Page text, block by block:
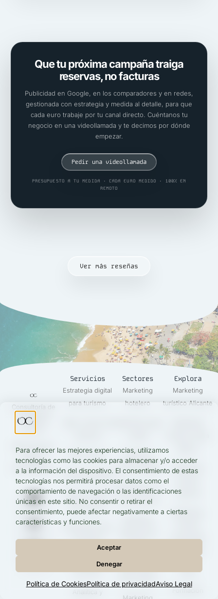
Para ofrecer las mejores experiencias, utilizamos
tecnologías como las cookies para almacenar y/o acceder
a la información del dispositivo. El consentimiento de estas
tecnologías nos permitirá procesar datos como el
comportamiento de navegación o las identificaciones
únicas en este sitio. No consentir o retirar el
consentimiento, puede afectar negativamente a ciertas
características y funciones.
Aceptar
Denegar
Política de CookiesPolítica de privacidadAviso Legal
Que tu próxima campaña traiga
reservas, no facturas
Publicidad en Google, en los comparadores y en redes,
gestionada con estrategia y medida al detalle, para que
cada euro trabaje por tu canal directo. Cuéntanos tu
negocio en una videollamada y te decimos por dónde
empezar.
Pedir una videollamada
PRESUPUESTO A TU MEDIDA · CADA EURO MEDIDO · 100% EN
REMOTO
Ver más reseñas
Consultoría de
marketing
Más reservas,
menos
intermediarios.
Servicios
Estrategia digital
para turismo
SEO turístico
Publicidad digital
Redes sociales
para turismo
Contenidos que
convierten
de OTAs
Sectores
Marketing
hotelero
Marketing
turismo náutico
Marketing tours
y excursiones
Diseño web
Marketing
Explora
Marketing
turístico Alicante
Marketing
Valencia
Marketing
Comunidad
Blog
Formación